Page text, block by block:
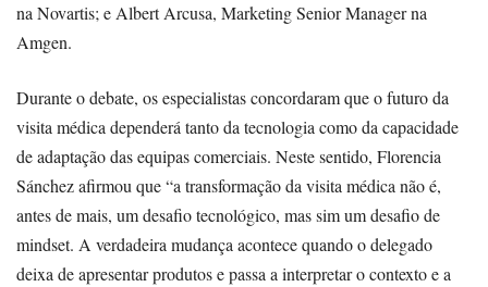
na Novartis; e Albert Arcusa, Marketing Senior Manager na
Amgen.
Durante o debate, os especialistas concordaram que o futuro da
visita médica dependerá tanto da tecnologia como da capacidade
de adaptação das equipas comerciais. Neste sentido, Florencia
Sánchez afirmou que “a transformação da visita médica não é,
antes de mais, um desafio tecnológico, mas sim um desafio de
mindset. A verdadeira mudança acontece quando o delegado
deixa de apresentar produtos e passa a interpretar o contexto e a